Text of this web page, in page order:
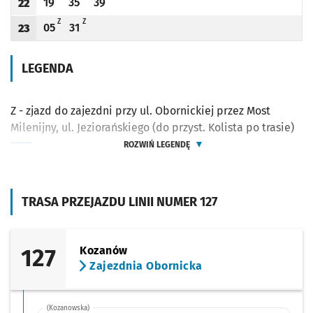
TRASA PRZEJAZDU LINII NUMER 127
127
Kozanów
Zajezdnia Obornicka
(Kozanowska)
Godzina odjazdu
22
Odjazd
minut po godzinie 22
Odjazd
minut po godzinie 22
Odjazd
minut po godzinie 22
Godzina odjazdu
23
Odjazd
05
minut po godzinie 23
ZZ - ZJAZD DO ZAJEZDNI PRZY UL. OBORNICKIEJ PRZEZ MOST MILENIJNY, UL.
Odjazd
31
minut po godzinie 23
ZZ - ZJAZD DO ZAJEZDNI PRZY UL. OBORNICKIEJ PRZEZ MOST MILENIJNY,
LEGENDA
Z - zjazd do zajezdni przy ul. Obornickiej przez Most
Milenijny, ul. Jeziorańskiego (do przyst. Kolista po trasie)
ROZWIŃ LEGENDĘ